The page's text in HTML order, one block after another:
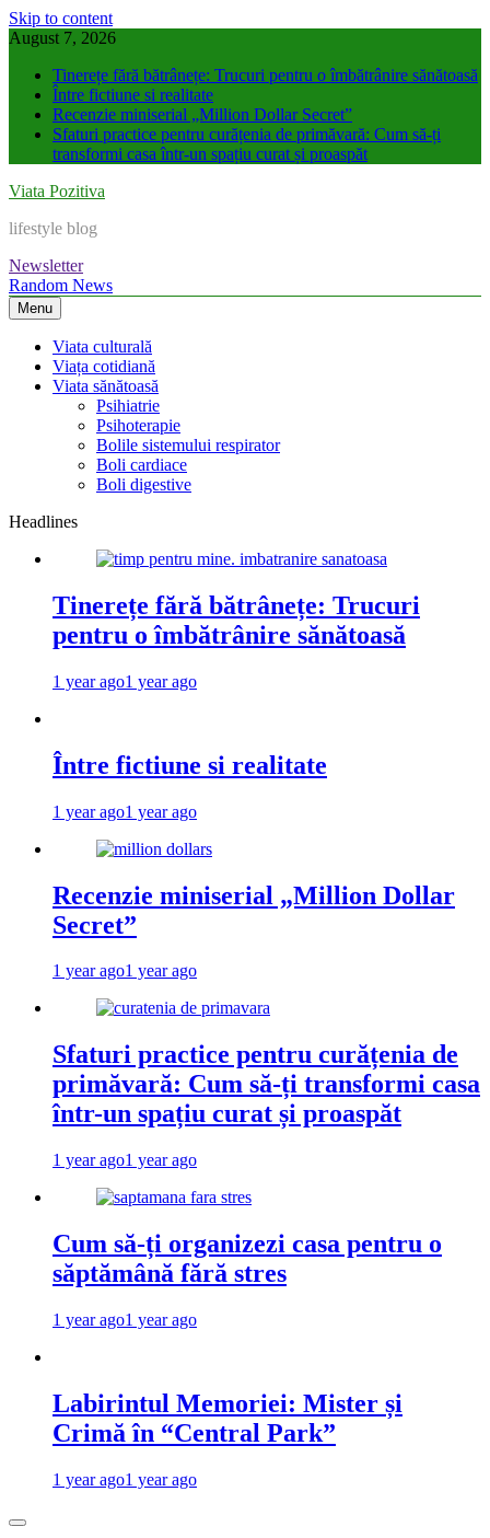
Skip to content
August 7, 2026
Tinerețe fără bătrânețe: Trucuri pentru o îmbătrânire sănătoasă
Între fictiune si realitate
Recenzie miniserial „Million Dollar Secret”
Sfaturi practice pentru curățenia de primăvară: Cum să-ți
transformi casa într-un spațiu curat și proaspăt
Viata Pozitiva
lifestyle blog
Newsletter
Random News
Menu
Viata culturală
Viața cotidiană
Viata sănătoasă
Psihiatrie
Psihoterapie
Bolile sistemului respirator
Boli cardiace
Boli digestive
Headlines
Tinerețe fără bătrânețe: Trucuri
pentru o îmbătrânire sănătoasă
1 year ago1 year ago
Între fictiune si realitate
1 year ago1 year ago
Recenzie miniserial „Million Dollar
Secret”
1 year ago1 year ago
Sfaturi practice pentru curățenia de
primăvară: Cum să-ți transformi casa
într-un spațiu curat și proaspăt
1 year ago1 year ago
Cum să-ți organizezi casa pentru o
săptămână fără stres
1 year ago1 year ago
Labirintul Memoriei: Mister și
Crimă în “Central Park”
1 year ago1 year ago